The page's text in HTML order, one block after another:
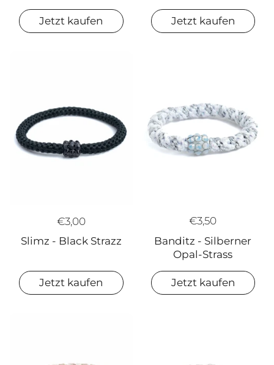
Jetzt kaufen Jetzt kaufen
€3,00
Slimz - Black Strazz
Jetzt kaufen
€3,50
Banditz - Silberner
Opal-Strass
Jetzt kaufen